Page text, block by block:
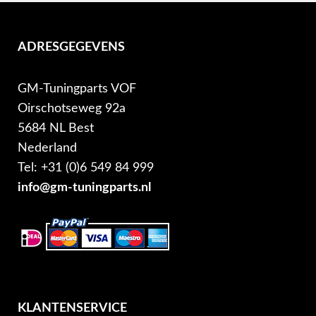
ADRESGEGEVENS
GM-Tuningparts VOF
Oirschotseweg 92a
5684 NL Best
Nederland
Tel: +31 (0)6 549 84 999
info@gm-tuningparts.nl
KLANTENSERVICE